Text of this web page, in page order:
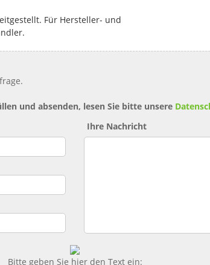
Für Hersteller- und
und absenden, lesen Sie bitte unsere
Ihre Nachricht
Bitte geben Sie hier den Text ein: